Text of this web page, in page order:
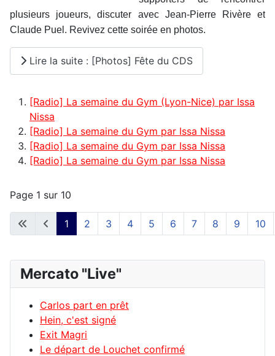
plusieurs joueurs, discuter avec Jean-Pierre Rivère et
Claude Puel. Revivez cette soirée en photos.
Lire la suite : [Photos] Fête du CDS
[Radio] La semaine du Gym (Lyon-Nice) par Issa
Nissa
[Radio] La semaine du Gym par Issa Nissa
[Radio] La semaine du Gym par Issa Nissa
[Radio] La semaine du Gym par Issa Nissa
Page 1 sur 10
1 2 3 4 5 6 7 8 9 10
Mercato "Live"
Carlos part en prêt
Hein, c'est signé
Exit Magri
Le départ de Louchet confirmé